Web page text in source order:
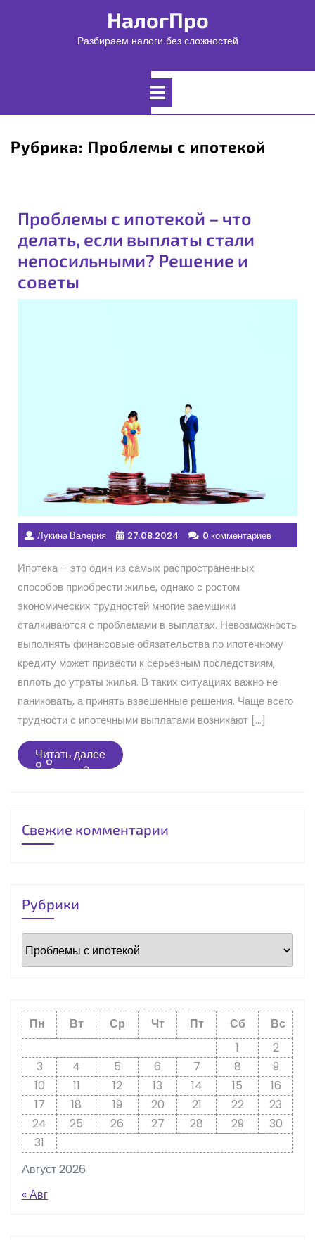
НалогПро
Разбираем налоги без сложностей
Открыть
Рубрика: Проблемы с ипотекой
Проблемы с ипотекой – что
делать, если выплаты стали
непосильными? Решение и
советы
Лукина Валерия 27.08.2024 0 комментариев
Ипотека – это один из самых распространенных
способов приобрести жилье, однако с ростом
экономических трудностей многие заемщики
сталкиваются с проблемами в выплатах. Невозможность
выполнять финансовые обязательства по ипотечному
кредиту может привести к серьезным последствиям,
вплоть до утраты жилья. В таких ситуациях важно не
паниковать, а принять взвешенные решения. Чаще всего
трудности с ипотечными выплатами возникают […]
Читать далееЧитать
далее
Свежие комментарии
Рубрики
Рубрики
Август 2026
Пн Вт Ср Чт Пт Сб
Вс
1
2
3
4 5 6 7 8
9
10
11 12 13 14 15
16
17
18 19 20 21 22
23
24
25 26 27 28 29
30
31
« Авг